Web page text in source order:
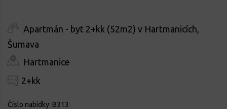
Apartmán - byt 2+kk (52m2) v Hartmanicích,
Šumava
Hartmanice
2+kk
Číslo nabídky: B313